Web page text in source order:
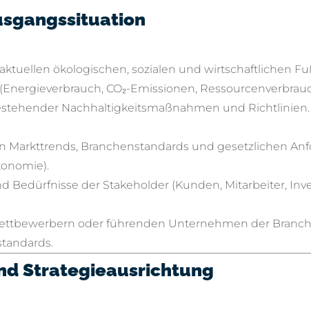
ökologischen, sozialen und wirtschaftlichen
CO₂-Emissionen,
Nachhaltigkeitsmaßnahmen und Richtlinien.
Markttrends, Branchenstandards und gesetzlichen
Bedürfnisse der Stakeholder (Kunden, Mitarbeiter,
oder führenden Unternehmen der
Strategieausrichtung